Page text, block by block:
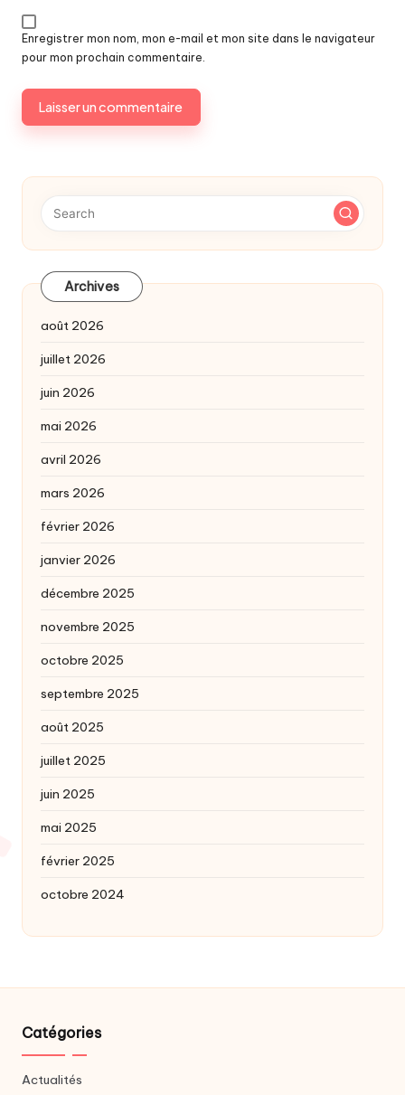
Enregistrer mon nom, mon e-mail et mon site dans le navigateur
pour mon prochain commentaire.
Archives
août 2026
juillet 2026
juin 2026
mai 2026
avril 2026
mars 2026
février 2026
janvier 2026
décembre 2025
novembre 2025
octobre 2025
septembre 2025
août 2025
juillet 2025
juin 2025
mai 2025
février 2025
octobre 2024
Catégories
Actualités